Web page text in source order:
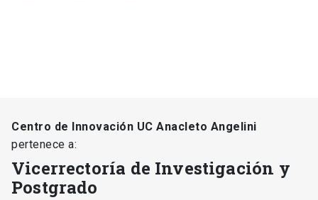
Centro de Innovación UC Anacleto Angelini
pertenece a:
Vicerrectoría de Investigación y
Postgrado